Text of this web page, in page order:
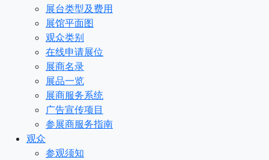
展台类型及费用
展馆平面图
观众类别
在线申请展位
展商名录
展品一览
展商服务系统
广告宣传项目
参展商服务指南
观众
参观须知